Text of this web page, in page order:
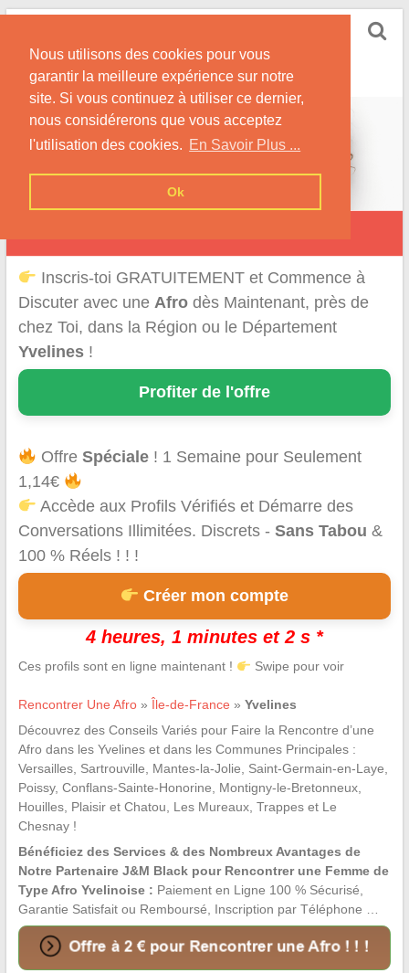
Nous utilisons des cookies pour vous
garantir la meilleure expérience sur notre
site. Si vous continuez à utiliser ce dernier,
nous considérerons que vous acceptez
l'utilisation des cookies. En Savoir Plus ...
Ok
Skip
content
Conseils pour des Rencontres Coquines avec des
Afros !
Inscris-toi GRATUITEMENT et Commence à
Discuter avec une Afrodès Maintenant, près de
chez Toi, dans la Région ou le Département
Yvelines!
Profiter de l'offre
OffreSpéciale ! 1 Semaine pour Seulement
1,14€
Accède aux Profils Vérifiés et Démarre des
Conversations Illimitées. Discrets - Sans Tabou &
100 % Réels ! ! !
Créer mon compte
4 heures, 1 minutes et 1 s *
Ces profils sont en ligne maintenant ! Swipe pour voir
Rencontrer Une Afro» Île-de-France » Yvelines
Découvrez des Conseils Variés pour Faire la Rencontre d’une
Afro dans les Yvelines et dans les Communes Principales :
Versailles, Sartrouville, Mantes-la-Jolie, Saint-Germain-en-Laye,
Poissy, Conflans-Sainte-Honorine, Montigny-le-Bretonneux,
Houilles, Plaisir et Chatou, Les Mureaux, Trappes et Le
Chesnay !
Bénéficiez des Services & des Nombreux Avantages de
Notre Partenaire J&M Black pour Rencontrer une Femme de
Type Afro Yvelinoise : Paiement en Ligne 100 % Sécurisé,
Garantie Satisfait ou Remboursé, Inscription par Téléphone …